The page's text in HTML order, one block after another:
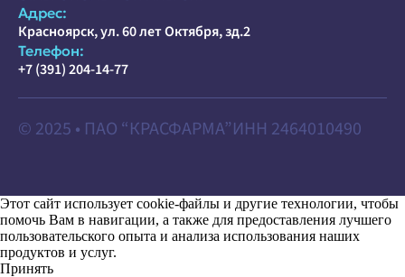
Адрес:
Красноярск, ул. 60 лет Октября, зд.2
Телефон:
+7 (391) 204-14-77
© 2025 • ПАО “КРАСФАРМА”ИНН 2464010490
Этот сайт использует cookie-файлы и другие технологии, чтобы
помочь Вам в навигации, а также для предоставления лучшего
пользовательского опыта и анализа использования наших
продуктов и услуг.
Принять